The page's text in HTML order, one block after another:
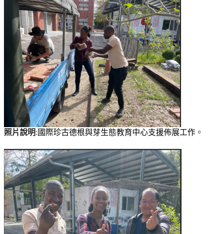
照片說明: 國際珍古德根與芽生態教育中心支援佈展工作 。